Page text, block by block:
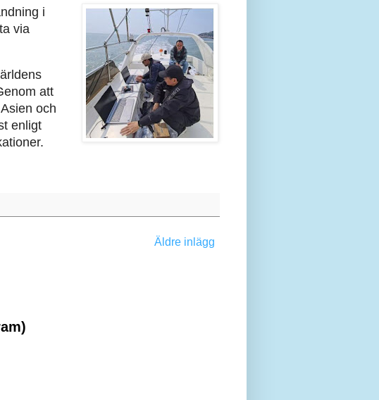
i
via
att
och
enligt
Äldre inlägg